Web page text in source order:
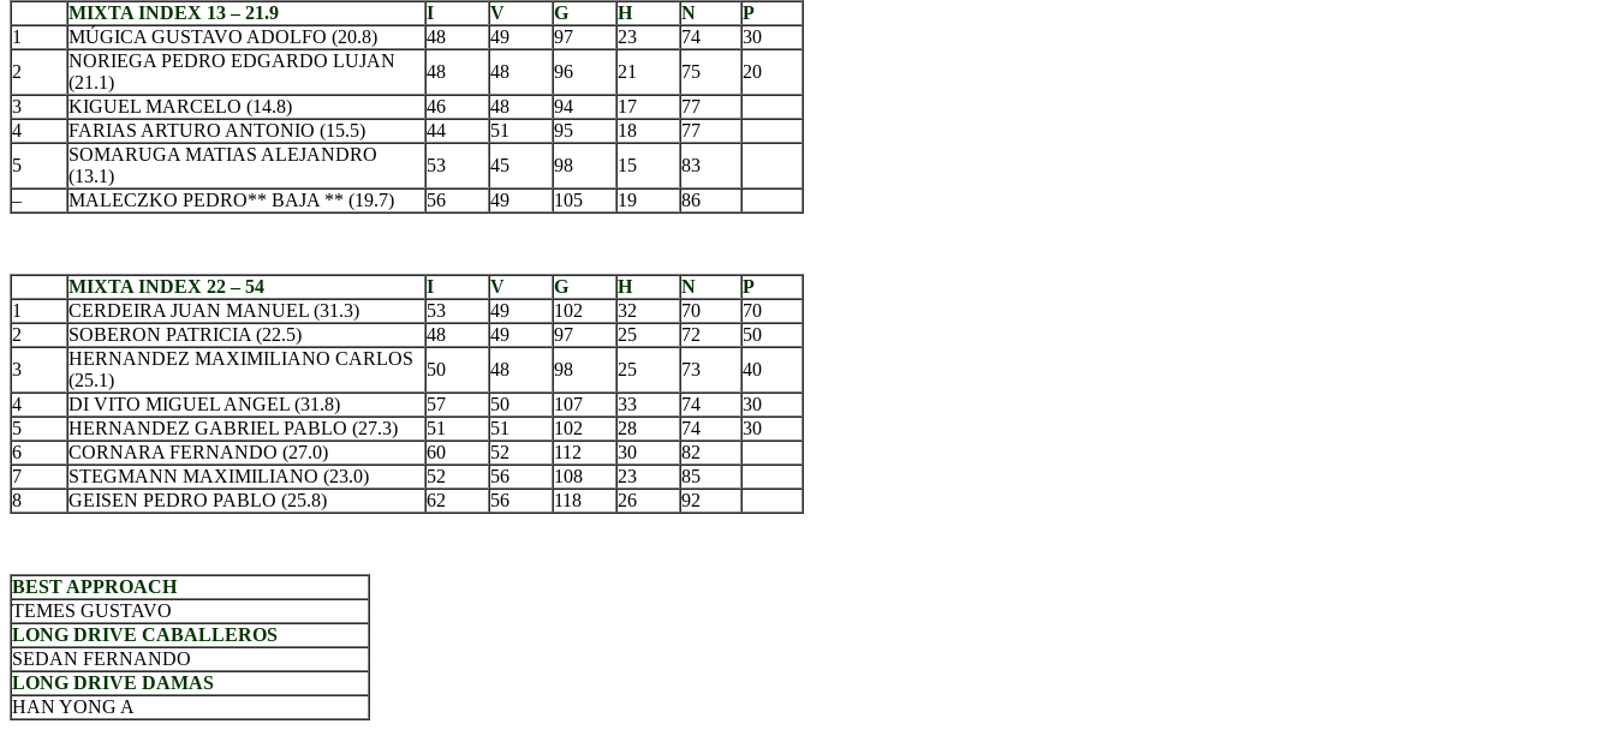
MIXTA INDEX 13 – 21.9 I V G H N
P
1
MÚGICA GUSTAVO ADOLFO (20.8) 48 49 97 23 74
30
2
NORIEGA PEDRO EDGARDO LUJAN
(21.1)
48 48 96 21 75
20
3
KIGUEL MARCELO (14.8) 46 48 94 17
77
4
FARIAS ARTURO ANTONIO (15.5) 44 51 95 18
77
5
SOMARUGA MATIAS ALEJANDRO
(13.1)
53 45 98 15
83
–
MALECZKO PEDRO** BAJA ** (19.7) 56 49 105 19 86
MIXTA INDEX 22 – 54 I V G H N
P
1
CERDEIRA JUAN MANUEL (31.3) 53 49 102 32 70
70
2
SOBERON PATRICIA (22.5) 48 49 97 25 72
50
3
HERNANDEZ MAXIMILIANO CARLOS
(25.1)
50 48 98 25 73
40
4
DI VITO MIGUEL ANGEL (31.8) 57 50 107 33 74
30
5
HERNANDEZ GABRIEL PABLO (27.3) 51 51 102 28 74
30
6
CORNARA FERNANDO (27.0) 60 52 112 30
82
7
STEGMANN MAXIMILIANO (23.0) 52 56 108 23
85
8
GEISEN PEDRO PABLO (25.8) 62 56 118 26 92
BEST APPROACH
TEMES GUSTAVO
LONG DRIVE CABALLEROS
SEDAN FERNANDO
LONG DRIVE DAMAS
HAN YONG A